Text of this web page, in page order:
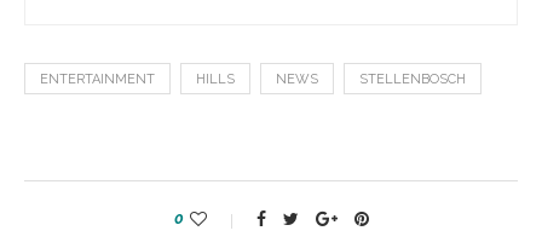
ENTERTAINMENT HILLS NEWS STELLENBOSCH
0